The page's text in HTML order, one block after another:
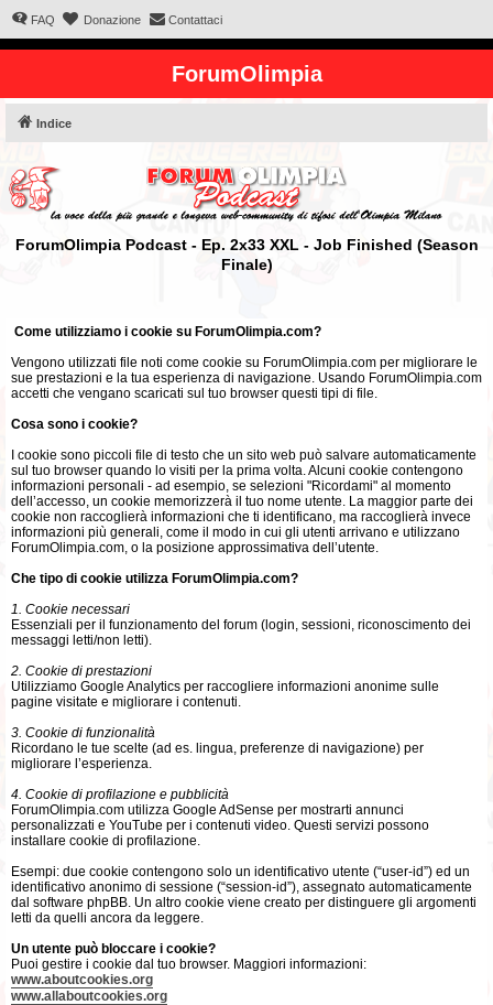
FAQ Donazione Contattaci
ForumOlimpia
Indice
ForumOlimpia Podcast - Ep. 2x33 XXL - Job Finished (Season
Finale)
Come utilizziamo i cookie su ForumOlimpia.com?
Vengono utilizzati file noti come cookie su ForumOlimpia.com per migliorare le
sue prestazioni e la tua esperienza di navigazione. Usando ForumOlimpia.com
accetti che vengano scaricati sul tuo browser questi tipi di file.
Cosa sono i cookie?
I cookie sono piccoli file di testo che un sito web può salvare automaticamente
sul tuo browser quando lo visiti per la prima volta. Alcuni cookie contengono
informazioni personali - ad esempio, se selezioni "Ricordami" al momento
dell’accesso, un cookie memorizzerà il tuo nome utente. La maggior parte dei
cookie non raccoglierà informazioni che ti identificano, ma raccoglierà invece
informazioni più generali, come il modo in cui gli utenti arrivano e utilizzano
ForumOlimpia.com, o la posizione approssimativa dell’utente.
Che tipo di cookie utilizza ForumOlimpia.com?
1. Cookie necessari
Essenziali per il funzionamento del forum (login, sessioni, riconoscimento dei
messaggi letti/non letti).
2. Cookie di prestazioni
Utilizziamo Google Analytics per raccogliere informazioni anonime sulle
pagine visitate e migliorare i contenuti.
3. Cookie di funzionalità
Ricordano le tue scelte (ad es. lingua, preferenze di navigazione) per
migliorare l’esperienza.
4. Cookie di profilazione e pubblicità
ForumOlimpia.com utilizza Google AdSense per mostrarti annunci
personalizzati e YouTube per i contenuti video. Questi servizi possono
installare cookie di profilazione.
Esempi: due cookie contengono solo un identificativo utente (“user-id”) ed un
identificativo anonimo di sessione (“session-id”), assegnato automaticamente
dal software phpBB. Un altro cookie viene creato per distinguere gli argomenti
letti da quelli ancora da leggere.
Un utente può bloccare i cookie?
Puoi gestire i cookie dal tuo browser. Maggiori informazioni:
www.aboutcookies.org
www.allaboutcookies.org